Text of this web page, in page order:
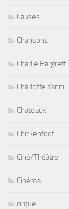
Causes
Chansons
Charlie Hargrett
Charlotte Yanni
Chateaux
Chickenfoot
Ciné/Théâtre
Cinéma
cirque